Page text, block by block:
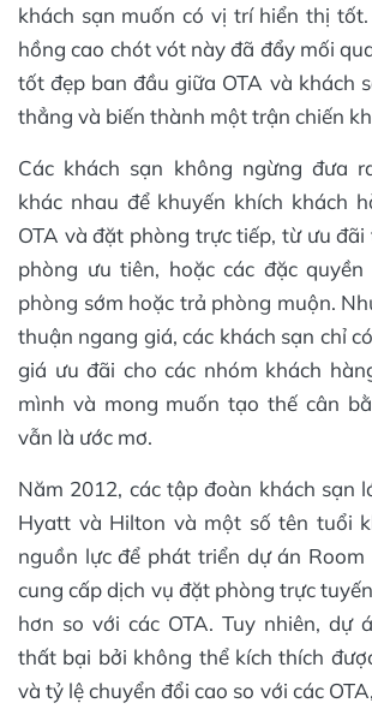
khách sạn muốn có vị trí hiển thị
hồng cao chót vót này đã đẩy mối
tốt đẹp ban đầu giữa OTA và khách
thẳng và biến thành một trận chiến
Các khách sạn không ngừng đưa
khác nhau để khuyến khích khách
OTA và đặt phòng trực tiếp, từ ưu
phòng ưu tiên, hoặc các đặc
phòng sớm hoặc trả phòng muộn.
thuận ngang giá, các khách sạn chỉ
giá ưu đãi cho các nhóm khách
mình và mong muốn tạo thế cân
vẫn là ước mơ.
Năm 2012, các tập đoàn khách sạn
Hyatt và Hilton và một số tên tuổi
nguồn lực để phát triển dự án Room
cung cấp dịch vụ đặt phòng trực
hơn so với các OTA. Tuy nhiên, dự
thất bại bởi không thể kích thích
và tỷ lệ chuyển đổi cao so với các